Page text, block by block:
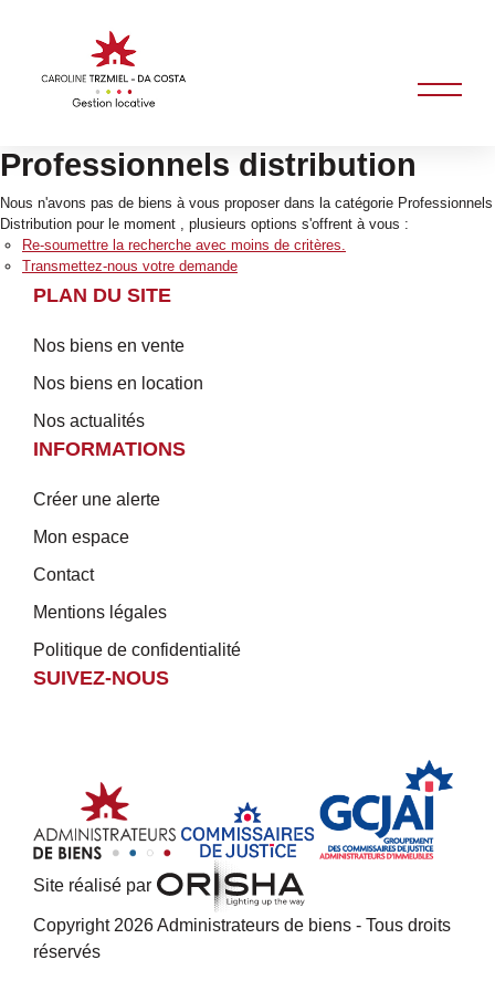
Professionnels distribution
Nous n'avons pas de biens à vous proposer dans la catégorie Professionnels
Distribution pour le moment , plusieurs options s'offrent à vous :
Re-soumettre la recherche avec moins de critères.
Transmettez-nous votre demande
PLAN DU SITE
Nos biens en vente
Nos biens en location
Nos actualités
INFORMATIONS
Créer une alerte
Mon espace
Contact
Mentions légales
Politique de confidentialité
SUIVEZ-NOUS
Site réalisé par
Copyright 2026 Administrateurs de biens - Tous droits
réservés